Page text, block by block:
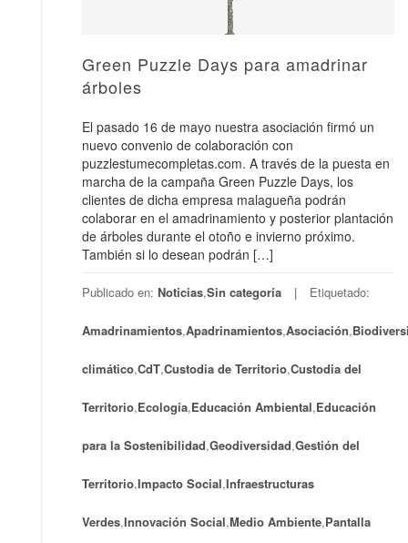
Green Puzzle Days para amadrinar
árboles
El pasado 16 de mayo nuestra asociación firmó un
nuevo convenio de colaboración con
puzzlestumecompletas.com. A través de la puesta en
marcha de la campaña Green Puzzle Days, los
clientes de dicha empresa malagueña podrán
colaborar en el amadrinamiento y posterior plantación
de árboles durante el otoño e invierno próximo.
También si lo desean podrán […]
Publicado en: Noticias,Sin categoría Etiquetado:
Amadrinamientos,Apadrinamientos,Asociación,
climático,CdT,Custodia de Territorio,Custodia del
Territorio,Ecología,Educación Ambiental,Educación
para la Sostenibilidad,Geodiversidad,Gestión del
Territorio,Impacto Social,Infraestructuras
Verdes,Innovación Social,Medio Ambiente,Pantalla